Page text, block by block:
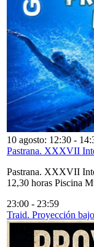
10 agosto: 12:30 -
Pastrana. XXXVII
Pastrana. XXXVII
12,30 horas Piscina
23:00 - 23:59
Traid. Proyección